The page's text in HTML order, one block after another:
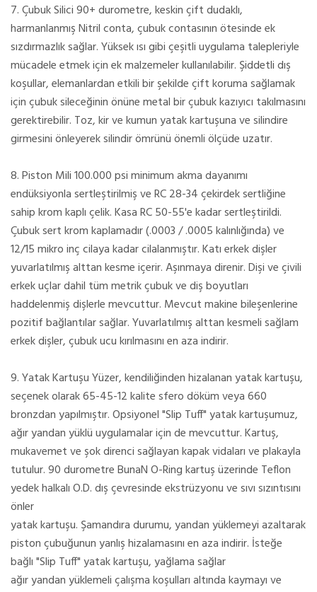
7. Çubuk Silici 90+ ​​durometre, keskin çift dudaklı,
harmanlanmış Nitril conta, çubuk contasının ötesinde ek
sızdırmazlık sağlar. Yüksek ısı gibi çeşitli uygulama talepleriyle
mücadele etmek için ek malzemeler kullanılabilir. Şiddetli dış
koşullar, elemanlardan etkili bir şekilde çift koruma sağlamak
için çubuk sileceğinin önüne metal bir çubuk kazıyıcı takılmasını
gerektirebilir. Toz, kir ve kumun yatak kartuşuna ve silindire
girmesini önleyerek silindir ömrünü önemli ölçüde uzatır.
8. Piston Mili 100.000 psi minimum akma dayanımı
endüksiyonla sertleştirilmiş ve RC 28-34 çekirdek sertliğine
sahip krom kaplı çelik. Kasa RC 50-55'e kadar sertleştirildi.
Çubuk sert krom kaplamadır (.0003 / .0005 kalınlığında) ve
12/15 mikro inç cilaya kadar cilalanmıştır. Katı erkek dişler
yuvarlatılmış alttan kesme içerir. Aşınmaya direnir. Dişi ve çivili
erkek uçlar dahil tüm metrik çubuk ve diş boyutları
haddelenmiş dişlerle mevcuttur. Mevcut makine bileşenlerine
pozitif bağlantılar sağlar. Yuvarlatılmış alttan kesmeli sağlam
erkek dişler, çubuk ucu kırılmasını en aza indirir.
9. Yatak Kartuşu Yüzer, kendiliğinden hizalanan yatak kartuşu,
seçenek olarak 65-45-12 kalite sfero döküm veya 660
bronzdan yapılmıştır. Opsiyonel "Slip Tuff" yatak kartuşumuz,
ağır yandan yüklü uygulamalar için de mevcuttur. Kartuş,
mukavemet ve şok direnci sağlayan kapak vidaları ve plakayla
tutulur. 90 durometre BunaN O-Ring kartuş üzerinde Teflon
yedek halkalı O.D. dış çevresinde ekstrüzyonu ve sıvı sızıntısını
önler
yatak kartuşu. Şamandıra durumu, yandan yüklemeyi azaltarak
piston çubuğunun yanlış hizalamasını en aza indirir. İsteğe
bağlı "Slip Tuff" yatak kartuşu, yağlama sağlar
ağır yandan yüklemeli çalışma koşulları altında kaymayı ve